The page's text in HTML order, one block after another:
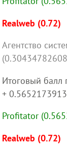
Realweb (0.72)
Агентство
Итоговый балл
+
Profitator
Realweb (0.72)